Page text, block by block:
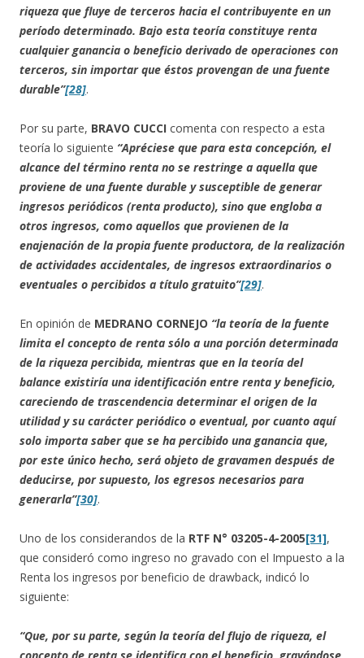
riqueza que fluye de terceros hacia el contribuyente en un
período determinado. Bajo esta teoría constituye renta
cualquier ganancia o beneficio derivado de operaciones con
terceros, sin importar que éstos provengan de una fuente
durable”[28].
Por su parte, BRAVO CUCCI comenta con respecto a esta
teoría lo siguiente “Apréciese que para esta concepción, el
alcance del término renta no se restringe a aquella que
proviene de una fuente durable y susceptible de generar
ingresos periódicos (renta producto), sino que engloba a
otros ingresos, como aquellos que provienen de la
enajenación de la propia fuente productora, de la realización
de actividades accidentales, de ingresos extraordinarios o
eventuales o percibidos a título gratuito”[29].
En opinión de MEDRANO CORNEJO “la teoría de la fuente
limita el concepto de renta sólo a una porción determinada
de la riqueza percibida, mientras que en la teoría del
balance existiría una identificación entre renta y beneficio,
careciendo de trascendencia determinar el origen de la
utilidad y su carácter periódico o eventual, por cuanto aquí
solo importa saber que se ha percibido una ganancia que,
por este único hecho, será objeto de gravamen después de
deducirse, por supuesto, los egresos necesarios para
generarla”[30].
Uno de los considerandos de la RTF N° 03205-4-2005[31],
que consideró como ingreso no gravado con el Impuesto a la
Renta los ingresos por beneficio de drawback, indicó lo
siguiente:
“Que, por su parte, según la teoría del flujo de riqueza, el